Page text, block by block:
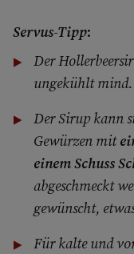
Servus-Tipp:
Der
ungekühlt
Der Sirup kann
Gewürzen mit
einem Schuss
abgeschmeckt
gewünscht,
Für kalte und